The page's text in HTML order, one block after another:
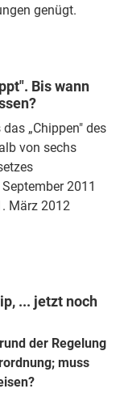
genügt.
Bis wann
„Chippen" des
von sechs
2011
März 2012
... jetzt noch
der Regelung
muss